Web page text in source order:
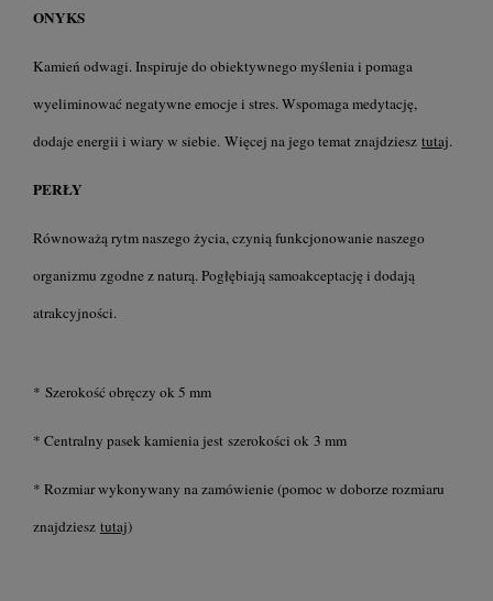
ONYKS
Kamień odwagi. Inspiruje do obiektywnego myślenia i pomaga
wyeliminować negatywne emocje i stres. Wspomaga medytację,
dodaje energii i wiary w siebie. Więcej na jego temat znajdziesz tutaj.
PERŁY
Równoważą rytm naszego życia, czynią funkcjonowanie naszego
organizmu zgodne z naturą. Pogłębiają samoakceptację i dodają
atrakcyjności.
* Szerokość obręczy ok 5 mm
* Centralny pasek kamienia jest szerokości ok 3 mm
* Rozmiar wykonywany na zamówienie (pomoc w doborze rozmiaru
znajdziesz tutaj)